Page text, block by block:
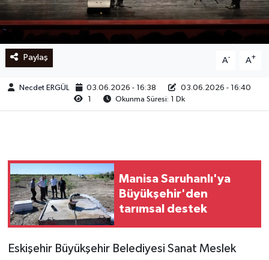
Paylaş A- A+
Necdet ERGÜL 03.06.2026 - 16:38
03.06.2026 - 16:40
1
Okunma Süresi: 1 Dk
Manisa Saruhanlı'ya
Büyükşehir'den
tarımsal destek
Eskişehir Büyükşehir Belediyesi Sanat Meslek
Ege
İzmir
İletişim
Künye